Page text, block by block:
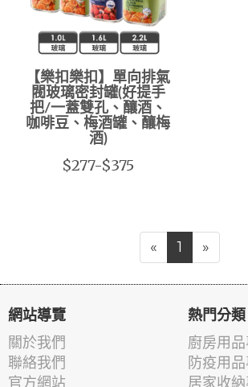
【樂扣樂扣】單向排氣
閥玻璃密封罐(好提手
把/一蓋雙孔、釀酒、
咖啡豆、梅酒罐、釀梅
酒)
$277-$375
« 1 »
網站導覽
關於我們
聯絡我們
官方網站
熱門分類
廚房用
防疫用
居家收